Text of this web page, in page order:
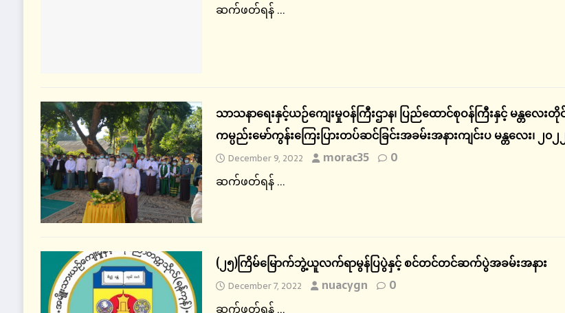
ဆက်ဖတ်ရန် ...
သာသနာရေးနှင့်ယဉ်ကျေးမှုဝန်ကြီးဌာန၊ ပြည်ထောင်စုဝန်ကြီးနှင့် မန္တလ
ကမ္ပည်းမော်ကွန်းကြေးပြားတပ်ဆင်ခြင်းအခမ်းအနားကျင်းပ မန္တလေး၊ ၂၀
December 9, 2022 morac35
0
ဆက်ဖတ်ရန် ...
(၂၅)ကြိမ်မြောက်ဘွဲ့ယူလက်ရာမွန်ပြပွဲနှင့် စင်တင်တင်ဆက်ပွဲအခမ်းအနား
December 7, 2022 nuacygn
0
ဆက်ဖတ်ရန် ...